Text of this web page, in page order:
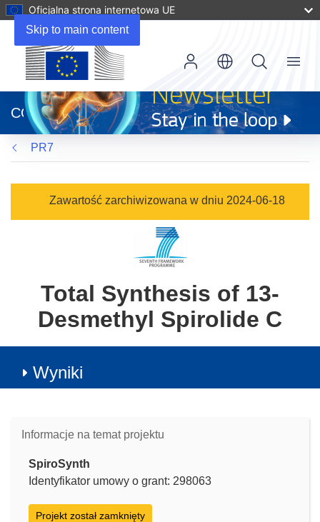
Skip to main content
Oficjalna strona internetowa UE
otworzy
się
w
nowym
oknie)
CORDIS
Menu
PR7
Zawartość zarchiwizowana w dniu 2024-06-18
Total Synthesis of 13-
Desmethyl Spirolide C
Wyniki
Informacje na temat projektu
SpiroSynth
Identyfikator umowy o grant: 298063
Projekt został zamknięty